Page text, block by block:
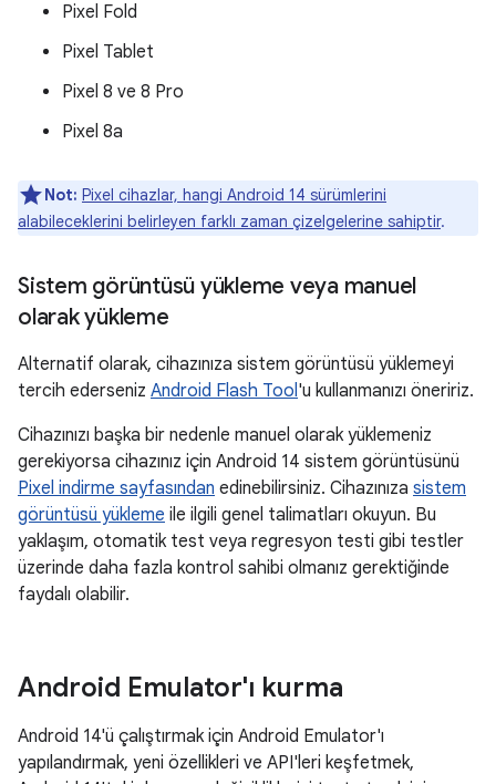
Pixel Fold
Pixel Tablet
Pixel 8 ve 8 Pro
Pixel 8a
Not: Pixel cihazlar, hangi Android 14 sürümlerini
alabileceklerini belirleyen farklı zaman çizelgelerine sahiptir.
Sistem görüntüsü yükleme veya manuel
olarak yükleme
Alternatif olarak, cihazınıza sistem görüntüsü yüklemeyi
tercih ederseniz Android Flash Tool'u kullanmanızı öneririz.
Cihazınızı başka bir nedenle manuel olarak yüklemeniz
gerekiyorsa cihazınız için Android 14 sistem görüntüsünü
Pixel indirme sayfasından edinebilirsiniz. Cihazınıza sistem
görüntüsü yükleme ile ilgili genel talimatları okuyun. Bu
yaklaşım, otomatik test veya regresyon testi gibi testler
üzerinde daha fazla kontrol sahibi olmanız gerektiğinde
faydalı olabilir.
Android Emulator'ı kurma
Android 14'ü çalıştırmak için Android Emulator'ı
yapılandırmak, yeni özellikleri ve API'leri keşfetmek,